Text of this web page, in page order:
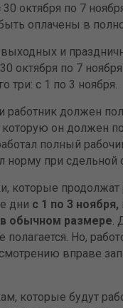
30 октября по 7
оплачены в
и
октября по 7
три: с 1 по 3 ноября.
работник должен
которую он должен
полный
норму при сдельной
которые продолжат
дни с 1 по 3 ноября,
в обычном размере .
полагается. Но,
вправе
которые будут